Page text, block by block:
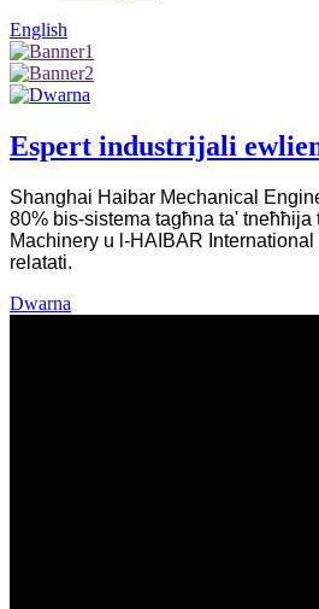
English
Espert industrijali
Shanghai Haibar Mechanical
80% bis-sistema tagħna ta'
Machinery u l-HAIBAR
relatati.
Dwarna